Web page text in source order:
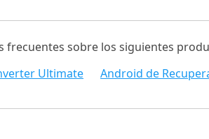
frecuentes sobre los siguientes
Ultimate
Android de